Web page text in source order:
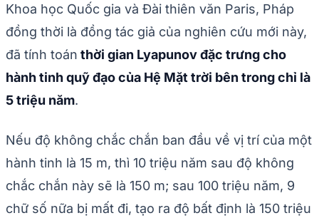
Khoa học Quốc gia và Đài thiên văn Paris, Pháp
đồng thời là đồng tác giả của nghiên cứu mới này,
đã tính toán thời gian Lyapunov đặc trưng cho
hành tinh quỹ đạo của Hệ Mặt trời bên trong chỉ là
5 triệu năm.
Nếu độ không chắc chắn ban đầu về vị trí của một
hành tinh là 15 m, thì 10 triệu năm sau độ không
chắc chắn này sẽ là 150 m; sau 100 triệu năm, 9
chữ số nữa bị mất đi, tạo ra độ bất định là 150 triệu